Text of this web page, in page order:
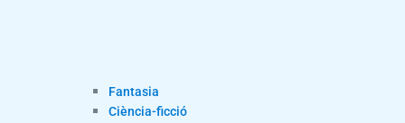
Fantasia
Ciència-ficció